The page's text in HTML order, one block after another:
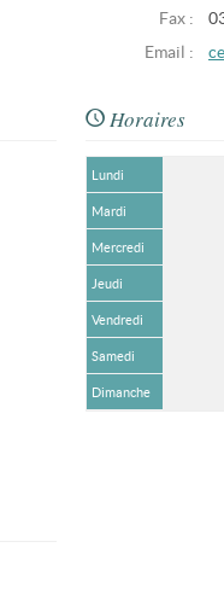
Fax :
Email :
Horaires
Lundi
Mardi
Mercredi
Jeudi
Vendredi
Samedi
Dimanche